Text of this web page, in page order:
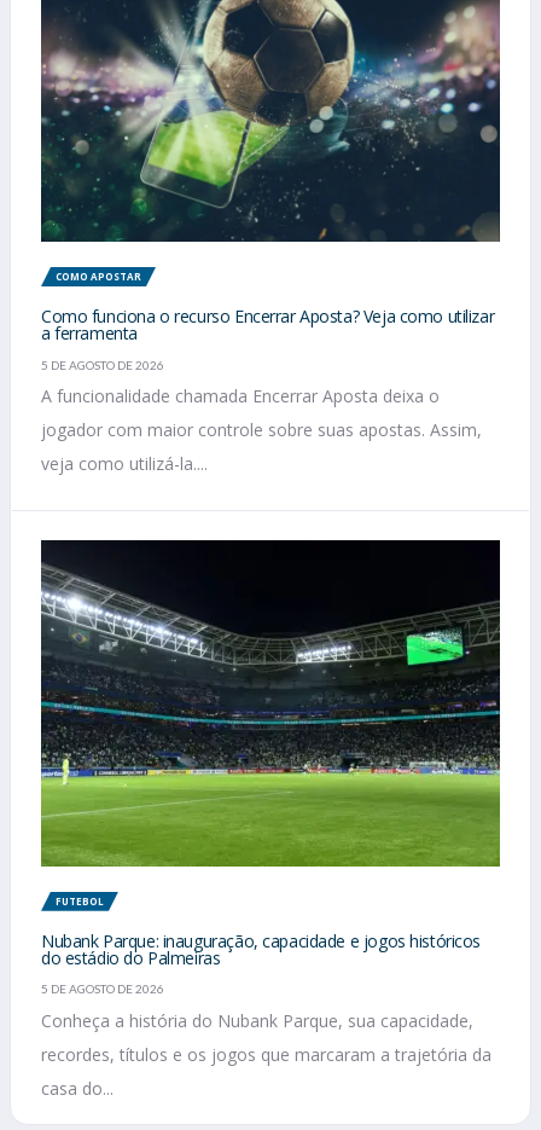
COMO APOSTAR
Como funciona o recurso Encerrar Aposta? Veja como utilizar
a ferramenta
5 DE AGOSTO DE 2026
A funcionalidade chamada Encerrar Aposta deixa o
jogador com maior controle sobre suas apostas. Assim,
veja como utilizá-la....
FUTEBOL
Nubank Parque: inauguração, capacidade e jogos históricos
do estádio do Palmeiras
5 DE AGOSTO DE 2026
Conheça a história do Nubank Parque, sua capacidade,
recordes, títulos e os jogos que marcaram a trajetória da
casa do...